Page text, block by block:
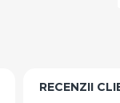
RECENZII